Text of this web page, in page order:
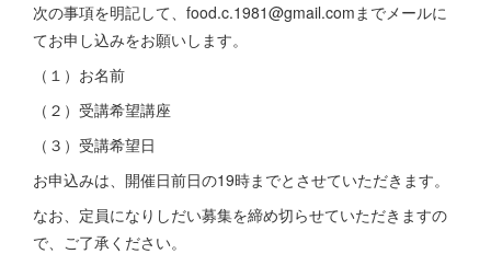
次の事項を明記して、food.c.1981@gmail.comまでメールに
てお申し込みをお願いします。
（１）お名前
（２）受講希望講座
（３）受講希望日
お申込みは、開催日前日の19時までとさせていただきます。
なお、定員になりしだい募集を締め切らせていただきますの
で、ご了承ください。